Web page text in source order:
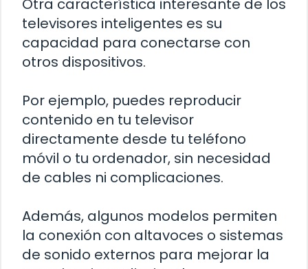
Otra característica interesante de los
televisores inteligentes es su
capacidad para conectarse con
otros dispositivos.
Por ejemplo, puedes reproducir
contenido en tu televisor
directamente desde tu teléfono
móvil o tu ordenador, sin necesidad
de cables ni complicaciones.
Además, algunos modelos permiten
la conexión con altavoces o sistemas
de sonido externos para mejorar la